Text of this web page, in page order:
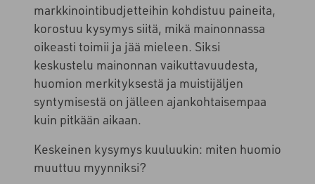
markkinointibudjetteihin kohdistuu paineita,
korostuu kysymys siitä, mikä mainonnassa
oikeasti toimii ja jää mieleen. Siksi
keskustelu mainonnan vaikuttavuudesta,
huomion merkityksestä ja muistijäljen
syntymisestä on jälleen ajankohtaisempaa
kuin pitkään aikaan.
Keskeinen kysymys kuuluukin: miten huomio
muuttuu myynniksi?